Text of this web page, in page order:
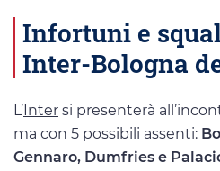
Infortuni e
Inter-Bologna
L’ Inter si presenterà
ma con 5 possibili assenti:
Gennaro, Dumfries e